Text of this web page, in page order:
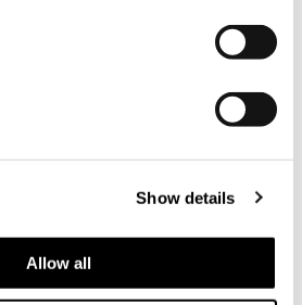
Show details
Allow all
&
»